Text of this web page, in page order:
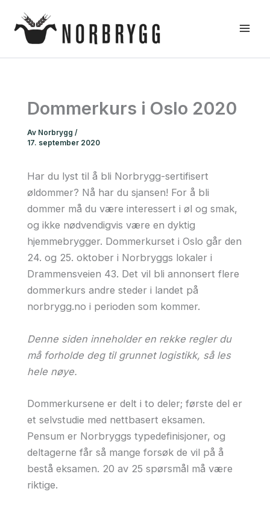
rett
Dommerkurs i Oslo 2020
Av Norbrygg /
17. september 2020
Har du lyst til å bli Norbrygg-sertifisert
øldommer? Nå har du sjansen! For å bli
dommer må du være interessert i øl og smak,
og ikke nødvendigvis være en dyktig
hjemmebrygger. Dommerkurset i Oslo går den
24. og 25. oktober i Norbryggs lokaler i
Drammensveien 43. Det vil bli annonsert flere
dommerkurs andre steder i landet på
norbrygg.no i perioden som kommer.
Denne siden inneholder en rekke regler du
må forholde deg til grunnet logistikk, så les
hele nøye.
Dommerkursene er delt i to deler; første del er
et selvstudie med nettbasert eksamen.
Pensum er Norbryggs typedefinisjoner, og
deltagerne får så mange forsøk de vil på å
bestå eksamen. 20 av 25 spørsmål må være
riktige.